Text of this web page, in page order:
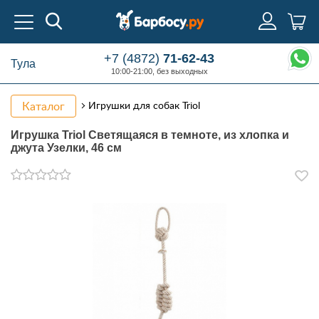
Тула +7 (4872)71-62-43
10:00-21:00, без выходных
Каталог Игрушки для собак Triol
Игрушка Triol Светящаяся в темноте, из хлопка и
джута Узелки, 46 см